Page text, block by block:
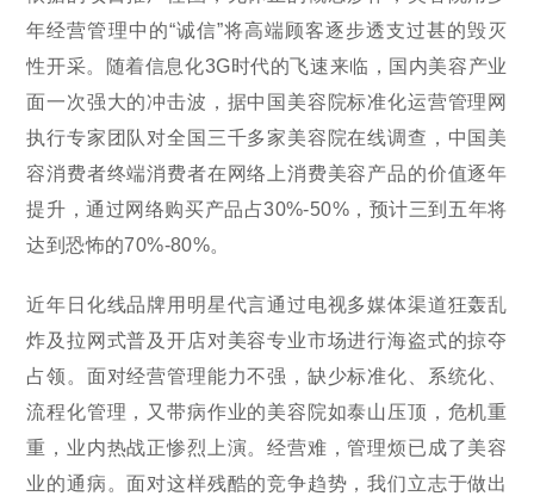
年经营管理中的“诚信”将高端顾客逐步透支过甚的毁灭
性开采。随着信息化3G时代的飞速来临，国内美容产业
面一次强大的冲击波，据中国美容院标准化运营管理网
执行专家团队对全国三千多家美容院在线调查，中国美
容消费者终端消费者在网络上消费美容产品的价值逐年
提升，通过网络购买产品占30%-50%，预计三到五年将
达到恐怖的70%-80%。
近年日化线品牌用明星代言通过电视多媒体渠道狂轰乱
炸及拉网式普及开店对美容专业市场进行海盗式的掠夺
占领。面对经营管理能力不强，缺少标准化、系统化、
流程化管理，又带病作业的美容院如泰山压顶，危机重
重，业内热战正惨烈上演。经营难，管理烦已成了美容
业的通病。面对这样残酷的竞争趋势，我们立志于做出